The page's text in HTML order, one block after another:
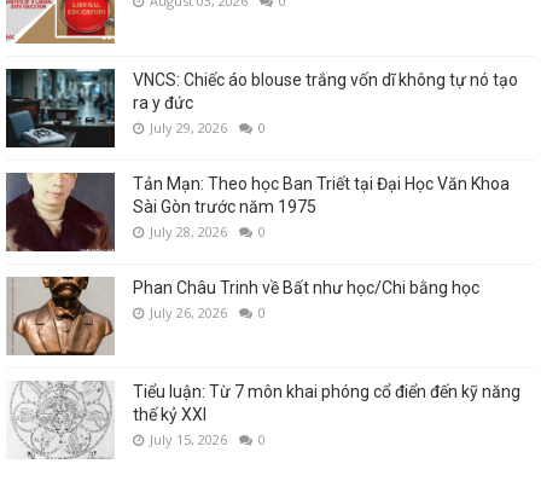
VNCS: Chiếc áo blouse trắng vốn dĩ không tự nó tạo
ra y đức
July 29, 2026 0
Tản Mạn: Theo học Ban Triết tại Đại Học Văn Khoa
Sài Gòn trước năm 1975
July 28, 2026 0
Phan Châu Trinh về Bất như học/Chi bằng học
July 26, 2026 0
Tiểu luận: Từ 7 môn khai phóng cổ điển đến kỹ năng
thế kỷ XXI
July 15, 2026 0